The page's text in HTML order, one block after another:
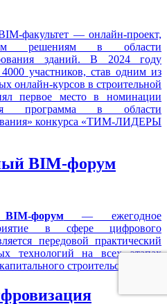
факультет — онлайн-проект,
решениям в области
зданий. В 2024 году
участников, став одним из
онлайн-курсов в строительной
первое место в номинации
программа в области
конкурса «ТИМ-ЛИДЕРЫ
BIM-форум
форум— ежегодное
в сфере цифрового
передовой практический
технологий на всех этапах
строительства.